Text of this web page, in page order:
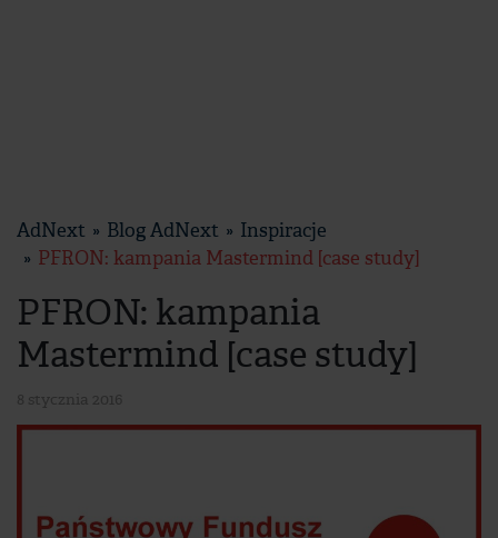
AdNext Blog AdNext
Inspiracje
PFRON: kampania Mastermind [case study]
PFRON: kampania
Mastermind [case study]